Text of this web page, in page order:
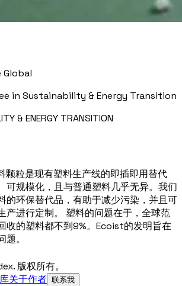
Global
in Sustainability & Energy Transition
& ENERGY TRANSITION
颗粒是现有塑料生产线的即插即用替代
可规模化，且与普通塑料几乎无异。我们
的环保替代品，有助于减少污染，并且可
产进行定制。 塑料的问题在于，全球范
收的塑料都不到9%。Ecoist的发明旨在
。
版权所有。
关于作者 联系我